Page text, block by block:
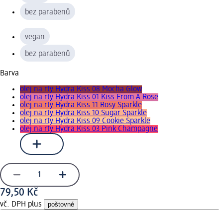
bez parabenů
vegan
bez parabenů
Barva
olej na rty Hydra Kiss 08 Mocha Glow
olej na rty Hydra Kiss 01 Kiss From A Rose
olej na rty Hydra Kiss 11 Rosy Sparkle
olej na rty Hydra Kiss 10 Sugar Sparkle
olej na rty Hydra Kiss 09 Cookie Sparkle
olej na rty Hydra Kiss 03 Pink Champagne
79,50 Kč
vč. DPH plus poštovné